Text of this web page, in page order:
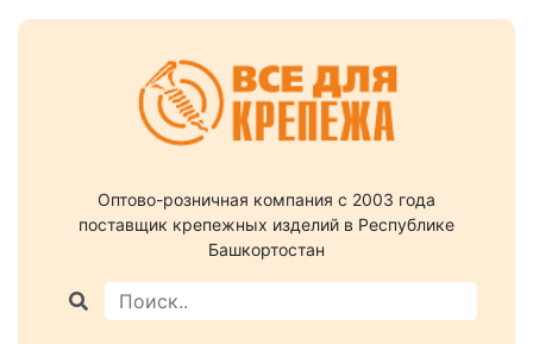
Оптово-розничная компания c 2003 года
поставщик крепежных изделий в Республике
Башкортостан